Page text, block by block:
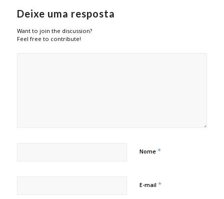
Deixe uma resposta
Want to join the discussion?
Feel free to contribute!
Nome *
E-mail *